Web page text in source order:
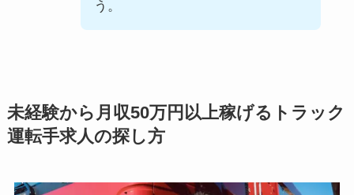
う。
未経験から月収50万円以上稼げるトラック
運転手求人の探し方